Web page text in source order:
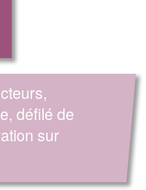
défilé de
sur